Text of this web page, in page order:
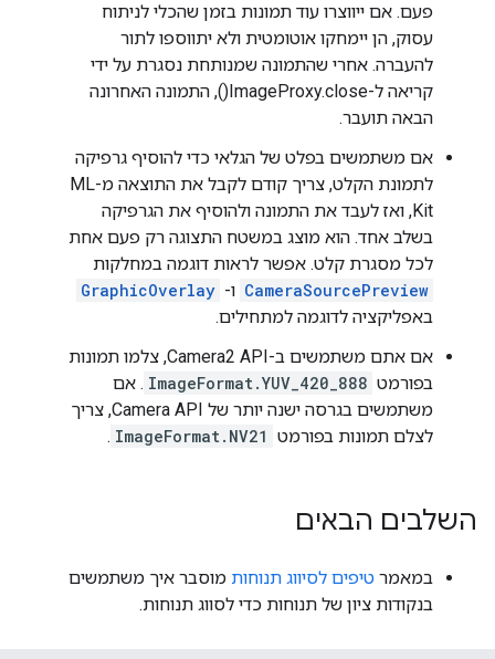
פעם. אם ייווצרו עוד תמונות בזמן שהכלי לניתוח
עסוק, הן יימחקו אוטומטית ולא יתווספו לתור
להעברה. אחרי שהתמונה שמנותחת נסגרת על ידי
קריאה ל-ImageProxy.close(), התמונה האחרונה
הבאה תועבר.
אם משתמשים בפלט של הגלאי כדי להוסיף גרפיקה
לתמונת הקלט, צריך קודם לקבל את התוצאה מ-ML
Kit, ואז לעבד את התמונה ולהוסיף את הגרפיקה
בשלב אחד. הוא מוצג במשטח התצוגה רק פעם אחת
לכל מסגרת קלט. אפשר לראות דוגמה במחלקות
CameraSourcePreview ו- GraphicOverlay
באפליקציה לדוגמה למתחילים.
אם אתם משתמשים ב-Camera2 API, צלמו תמונות
בפורמט ImageFormat.YUV_420_888 . אם
משתמשים בגרסה ישנה יותר של Camera API, צריך
לצלם תמונות בפורמט ImageFormat.NV21
.
השלבים הבאים
במאמר טיפים לסיווג תנוחות מוסבר איך משתמשים
בנקודות ציון של תנוחות כדי לסווג תנוחות.